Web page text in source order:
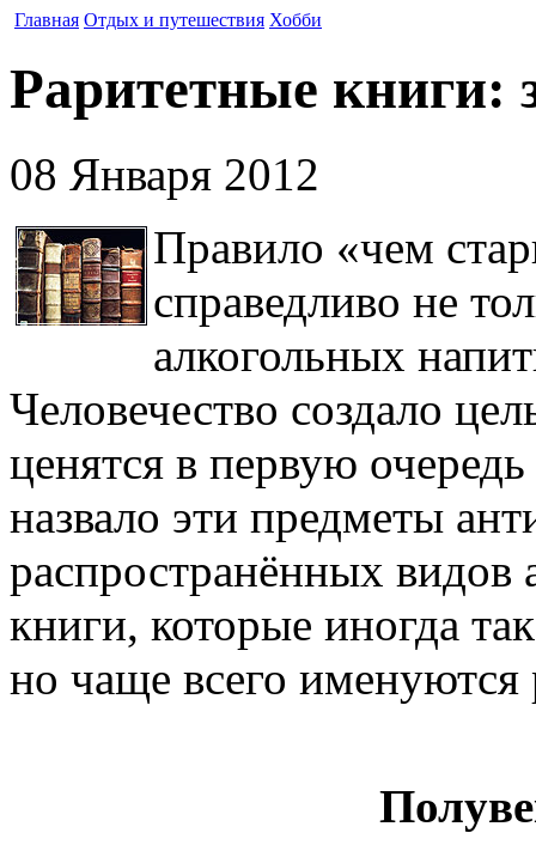
Главная Отдых и путешествия Хобби
Раритетные книги:
08 Января 2012
Правило «чем
справедливо не
алкогольных
Человечество создало
ценятся в первую
назвало эти предметы
распространённых видов
книги, которые иногда
но чаще всего